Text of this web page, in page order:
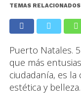
TEMAS RELACIONADOS
Puerto Natales.
que más
ciudadanía, es
estética y belleza.